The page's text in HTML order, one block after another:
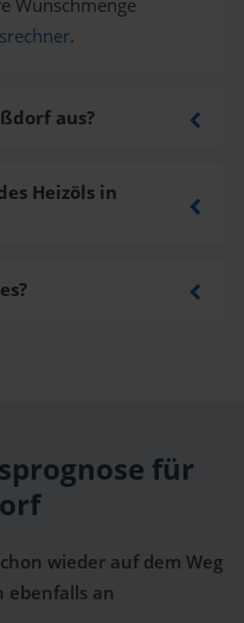
.
aus?
Heizöls in
für
wieder auf dem Weg
ebenfalls an